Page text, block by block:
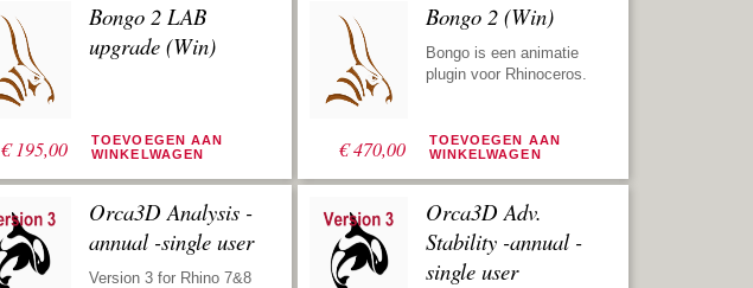
€195,00
Bongo 2 LAB
upgrade (Win)
TOEVOEGEN AAN
WINKELWAGEN
€470,00
Bongo 2 (Win)
Bongo is een animatie
plugin voor Rhinoceros.
TOEVOEGEN AAN
WINKELWAGEN
Orca3D Analysis -
annual -single user
Version 3 for Rhino 7&8
Orca3D Adv.
Stability -annual -
single user